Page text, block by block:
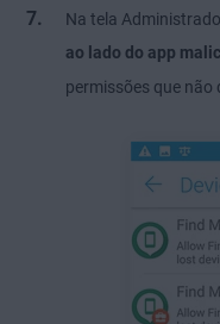
Na tela
ao lado do app
permissões que não